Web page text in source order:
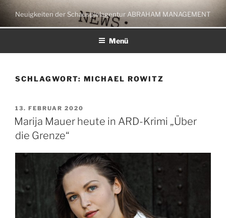
Zum
Inhalt
springen
Neuigkeiten der Schauspielagentur ABRAHAM MANAGEMENT
Menü
SCHLAGWORT: MICHAEL ROWITZ
VERÖFFENTLICHT
AM
13. FEBRUAR 2020
Marija Mauer heute in ARD-Krimi „Über
die Grenze“